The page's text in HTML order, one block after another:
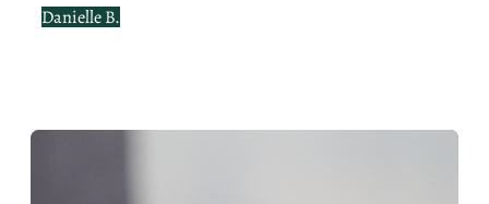
Danielle B.